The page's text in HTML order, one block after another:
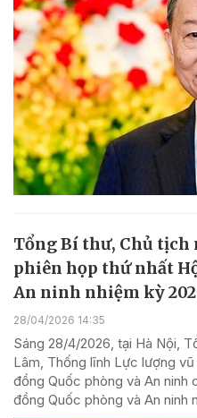
Tổng Bí thư, Chủ tịch
phiên họp thứ nhất
An ninh nhiệm kỳ
28/04/2026 14:35
Sáng 28/4/2026, tại Hà Nội,
Lâm, Thống lĩnh Lực lượng
đồng Quốc phòng và An ninh
đồng Quốc phòng và An ninh